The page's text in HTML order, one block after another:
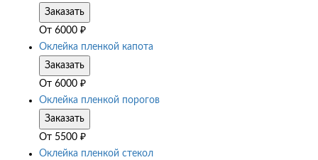
Заказать
От 6000 ₽
Оклейка пленкой капота
Заказать
От 6000 ₽
Оклейка пленкой порогов
Заказать
От 5500 ₽
Оклейка пленкой стекол